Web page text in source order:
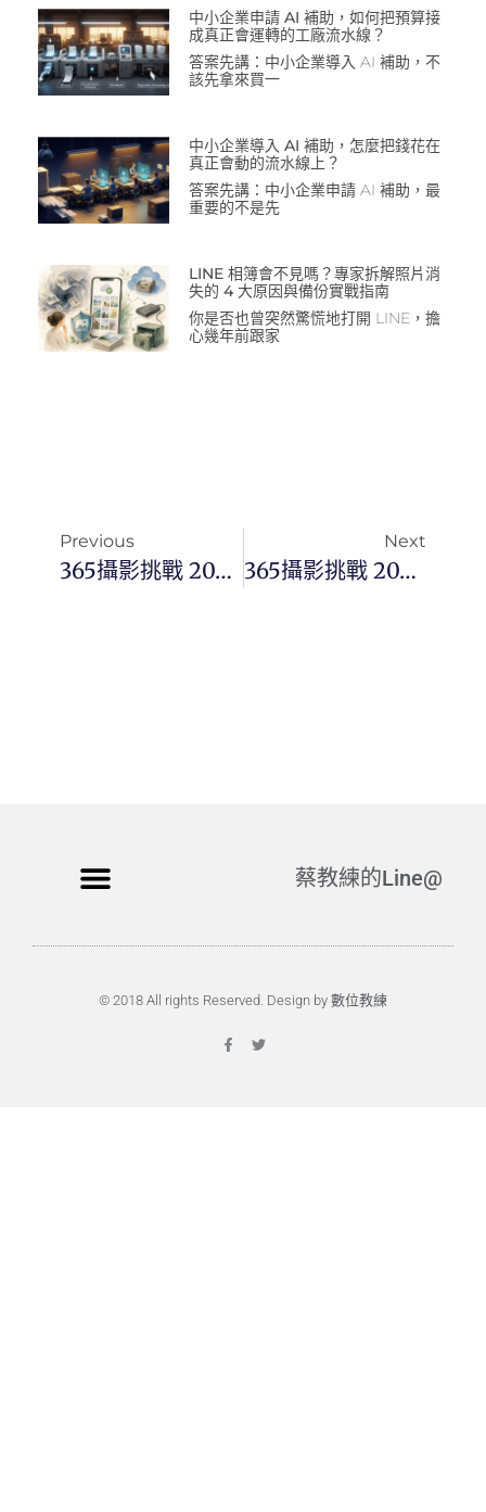
中小企業申請 AI 補助，如何把預算接
成真正會運轉的工廠流水線？
答案先講：中小企業導入 AI 補助，不
該先拿來買一
中小企業導入 AI 補助，怎麼把錢花在
真正會動的流水線上？
答案先講：中小企業申請 AI 補助，最
重要的不是先
LINE 相簿會不見嗎？專家拆解照片消
失的 4 大原因與備份實戰指南
你是否也曾突然驚慌地打開 LINE，擔
心幾年前跟家
Previous
365攝影挑戰 20230607(三) 158/365 Day2695
Next
365攝影挑戰 20230609(五) 160/365 Day2697
蔡教練的Line@
© 2018 All rights Reserved. Design by 數位教練